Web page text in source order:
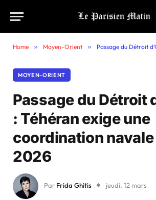
Home » Moyen-Orient » Passage du Détroit d’Ormuz : Téhéran
MOYEN-ORIENT
Passage du Détroit
: Téhéran exige une
coordination navale
2026
Par Frida Ghitis jeudi, 12 mars